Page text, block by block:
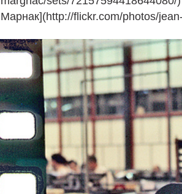
Марнак](http://flickr.com/photos/